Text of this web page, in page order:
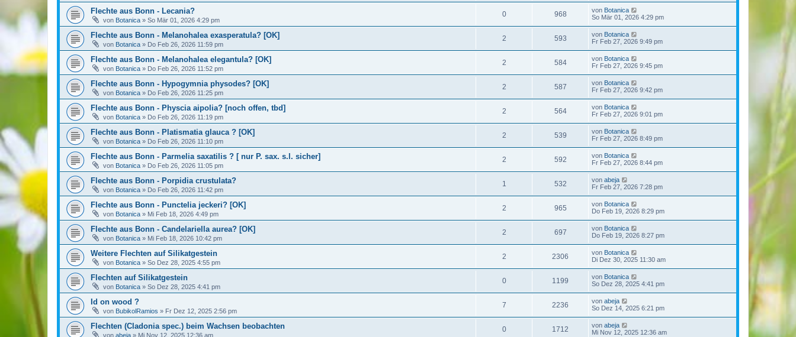
Flechte aus Bonn - Lecania?
von Botanica » So Mär 01, 2026 4:29 pm
0 968 von Botanica
So Mär 01, 2026 4:29 pm
Flechte aus Bonn - Melanohalea exasperatula? [OK]
von Botanica » Do Feb 26, 2026 11:59 pm
2 593 von Botanica
Fr Feb 27, 2026 9:49 pm
Flechte aus Bonn - Melanohalea elegantula? [OK]
von Botanica » Do Feb 26, 2026 11:52 pm
2 584 von Botanica
Fr Feb 27, 2026 9:45 pm
Flechte aus Bonn - Hypogymnia physodes? [OK]
von Botanica » Do Feb 26, 2026 11:25 pm
2 587 von Botanica
Fr Feb 27, 2026 9:42 pm
Flechte aus Bonn - Physcia aipolia? [noch offen, tbd]
von Botanica » Do Feb 26, 2026 11:19 pm
2 564 von Botanica
Fr Feb 27, 2026 9:01 pm
Flechte aus Bonn - Platismatia glauca ? [OK]
von Botanica » Do Feb 26, 2026 11:10 pm
2 539 von Botanica
Fr Feb 27, 2026 8:49 pm
Flechte aus Bonn - Parmelia saxatilis ? [ nur P. sax. s.l. sicher]
von Botanica » Do Feb 26, 2026 11:05 pm
2 592 von Botanica
Fr Feb 27, 2026 8:44 pm
Flechte aus Bonn - Porpidia crustulata?
von Botanica » Do Feb 26, 2026 11:42 pm
1 532 von abeja
Fr Feb 27, 2026 7:28 pm
Flechte aus Bonn - Punctelia jeckeri? [OK]
von Botanica » Mi Feb 18, 2026 4:49 pm
2 965 von Botanica
Do Feb 19, 2026 8:29 pm
Flechte aus Bonn - Candelariella aurea? [OK]
von Botanica » Mi Feb 18, 2026 10:42 pm
2 697 von Botanica
Do Feb 19, 2026 8:27 pm
Weitere Flechten auf Silikatgestein
von Botanica » So Dez 28, 2025 4:55 pm
2 2306 von Botanica
Di Dez 30, 2025 11:30 am
Flechten auf Silikatgestein
von Botanica » So Dez 28, 2025 4:41 pm
0 1199 von Botanica
So Dez 28, 2025 4:41 pm
Id on wood ?
von BubikolRamios » Fr Dez 12, 2025 2:56 pm
7 2236 von abeja
So Dez 14, 2025 6:21 pm
Flechten (Cladonia spec.) beim Wachsen beobachten
von abeja » Mi Nov 12, 2025 12:36 am
0 1712 von abeja
Mi Nov 12, 2025 12:36 am